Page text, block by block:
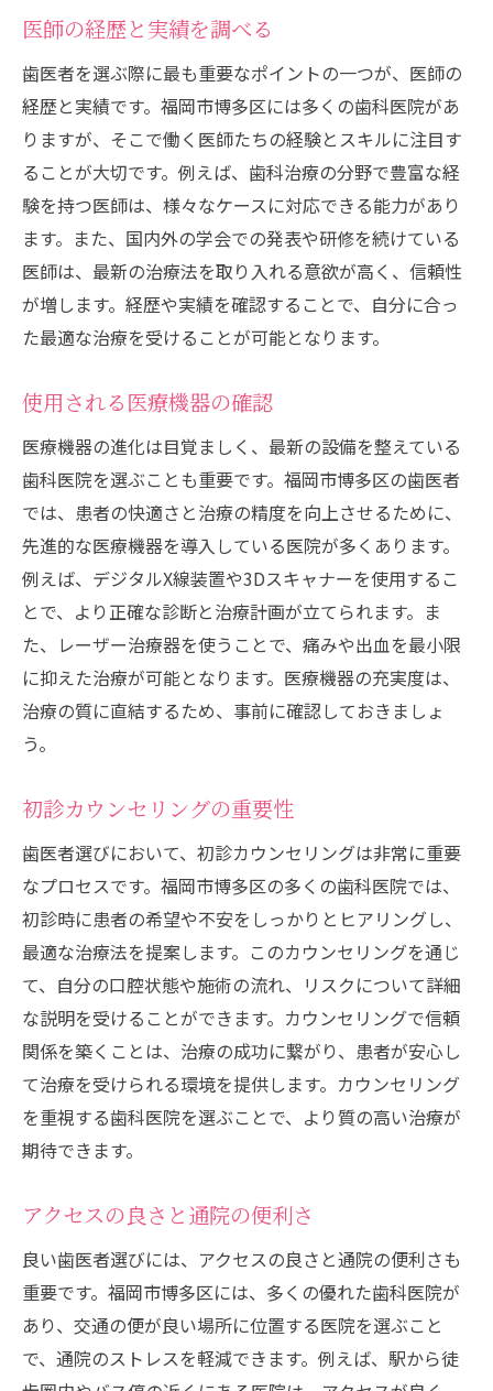
子供向けの特別ケア
バリアフリーの環境
歯の健康を守るための歯医者選びのポイント
定期検診の重要性
予防歯科の取り組み
生活習慣のアドバイス
口腔ケア製品の選び方
食生活の改善提案
家族全員で通える医院
最新設備を備えた福岡市博多区の優良歯科医院
3Dプリンターの活用
CTスキャンによる精密診断
無痛治療機器の使用
最新の滅菌設備
リラクゼーションスペースの提供
自分に合った歯医者を見つけるためのガイド
自分のニーズを明確にする
事前に医院を見学する
保険適用範囲の確認
友人や家族の推薦
オンライン予約の有無
記事監修 村津大地
記事監修 三嶋一平
記事監修 三嶋茉莉
むらつ歯科クリニック
医師の経歴と実績を調べる
歯医者を選ぶ際に最も重要なポイントの一つが、医師の
経歴と実績です。福岡市博多区には多くの歯科医院があ
りますが、そこで働く医師たちの経験とスキルに注目す
ることが大切です。例えば、歯科治療の分野で豊富な経
験を持つ医師は、様々なケースに対応できる能力があり
ます。また、国内外の学会での発表や研修を続けている
医師は、最新の治療法を取り入れる意欲が高く、信頼性
が増します。経歴や実績を確認することで、自分に合っ
た最適な治療を受けることが可能となります。
使用される医療機器の確認
医療機器の進化は目覚ましく、最新の設備を整えている
歯科医院を選ぶことも重要です。福岡市博多区の歯医者
では、患者の快適さと治療の精度を向上させるために、
先進的な医療機器を導入している医院が多くあります。
例えば、デジタルX線装置や3Dスキャナーを使用するこ
とで、より正確な診断と治療計画が立てられます。ま
た、レーザー治療器を使うことで、痛みや出血を最小限
に抑えた治療が可能となります。医療機器の充実度は、
治療の質に直結するため、事前に確認しておきましょ
う。
初診カウンセリングの重要性
歯医者選びにおいて、初診カウンセリングは非常に重要
なプロセスです。福岡市博多区の多くの歯科医院では、
初診時に患者の希望や不安をしっかりとヒアリングし、
最適な治療法を提案します。このカウンセリングを通じ
て、自分の口腔状態や施術の流れ、リスクについて詳細
な説明を受けることができます。カウンセリングで信頼
関係を築くことは、治療の成功に繋がり、患者が安心し
て治療を受けられる環境を提供します。カウンセリング
を重視する歯科医院を選ぶことで、より質の高い治療が
期待できます。
アクセスの良さと通院の便利さ
良い歯医者選びには、アクセスの良さと通院の便利さも
重要です。福岡市博多区には、多くの優れた歯科医院が
あり、交通の便が良い場所に位置する医院を選ぶこと
で、通院のストレスを軽減できます。例えば、駅から徒